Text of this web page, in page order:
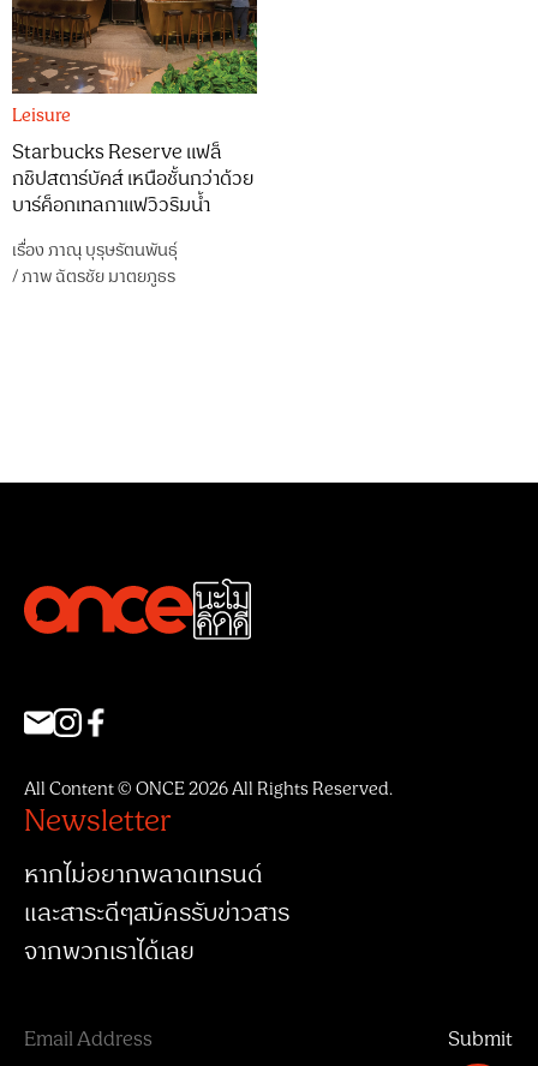
Leisure
Starbucks Reserve แฟล็
กชิปสตาร์บัคส์ เหนือชั้นกว่าด้วย
บาร์ค็อกเทลกาแฟวิวริมน้ำ
เรื่องภาณุ บุรุษรัตนพันธุ์
/ภาพฉัตรชัย มาตยภูธร
All Content © ONCE 2026 All Rights Reserved.
Newsletter
หากไม่อยากพลาดเทรนด์
และสาระดีๆสมัครรับข่าวสาร
จากพวกเราได้เลย